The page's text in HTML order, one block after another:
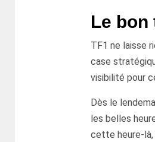
Le bon
TF1 ne laisse
case
visibilité pour
Dès le
les belles
cette heure-